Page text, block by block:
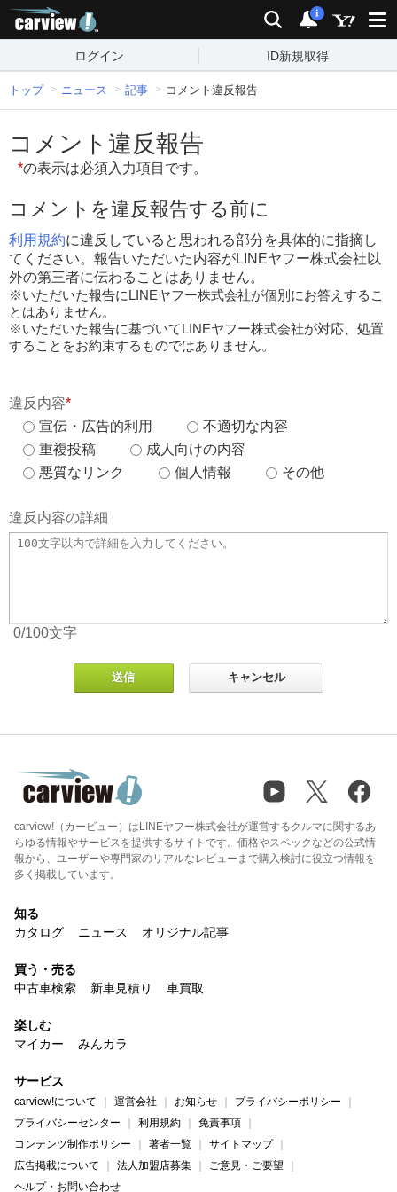
検索 通知
i
ログイン ID新規取得
トップ ニュース 記事 コメント違反報告
コメント違反報告
*の表示は必須入力項目です。
コメントを違反報告する前に
利用規約に違反していると思われる部分を具体的に指摘し
てください。報告いただいた内容がLINEヤフー株式会社以
外の第三者に伝わることはありません。
※いただいた報告にLINEヤフー株式会社が個別にお答えするこ
とはありません。
※いただいた報告に基づいてLINEヤフー株式会社が対応、処置
することをお約束するものではありません。
違反内容*
宣伝・広告的利用
不適切な内容
重複投稿
成人向けの内容
悪質なリンク
個人情報 その他
違反内容の詳細
0/100文字
carview!（カービュー）はLINEヤフー株式会社が運営するクルマに関するあ
らゆる情報やサービスを提供するサイトです。価格やスペックなどの公式情
報から、ユーザーや専門家のリアルなレビューまで購入検討に役立つ情報を
多く掲載しています。
知る
カタログ
ニュース オリジナル記事
買う・売る
中古車検索
新車見積り 車買取
楽しむ
マイカー
みんカラ
サービス
carview!について 運営会社 お知らせ
プライバシーポリシー
プライバシーセンター
利用規約
免責事項
コンテンツ制作ポリシー
著者一覧
サイトマップ
広告掲載について
法人加盟店募集
ご意見・ご要望
ヘルプ・お問い合わせ